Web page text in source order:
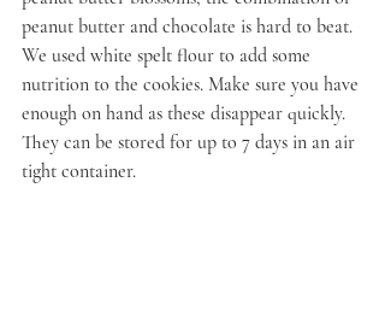
peanut butter and chocolate is hard to beat.
We used white spelt flour to add some
nutrition to the cookies. Make sure you have
enough on hand as these disappear quickly.
They can be stored for up to 7 days in an air
tight container.